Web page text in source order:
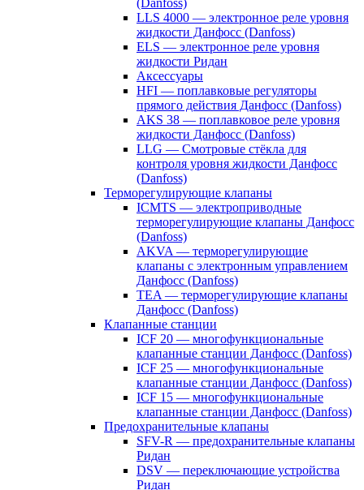
(Danfoss)
LLS 4000 — электронное реле уровня
жидкости Данфосс (Danfoss)
ELS — электронное реле уровня
жидкости Ридан
Аксессуары
HFI — поплавковые регуляторы
прямого действия Данфосс (Danfoss)
AKS 38 — поплавковое реле уровня
жидкости Данфосс (Danfoss)
LLG — Смотровые стёкла для
контроля уровня жидкости Данфосс
(Danfoss)
Терморегулирующие клапаны
ICMTS — электроприводные
терморегулирующие клапаны Данфосс
(Danfoss)
AKVA — терморегулирующие
клапаны с электронным управлением
Данфосс (Danfoss)
TEA — терморегулирующие клапаны
Данфосс (Danfoss)
Клапанные станции
ICF 20 — многофункциональные
клапанные станции Данфосс (Danfoss)
ICF 25 — многофункциональные
клапанные станции Данфосс (Danfoss)
ICF 15 — многофункциональные
клапанные станции Данфосс (Danfoss)
Предохранительные клапаны
SFV-R — предохранительные клапаны
Ридан
DSV — переключающие устройства
Ридан